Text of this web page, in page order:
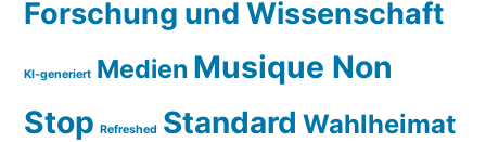
Forschung und Wissenschaft
KI-generiert Medien Musique Non
Stop Refreshed Standard Wahlheimat